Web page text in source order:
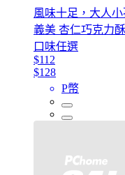
風味十足，大人
義美 杏仁巧克力
口味任選
$112
$128
P幣